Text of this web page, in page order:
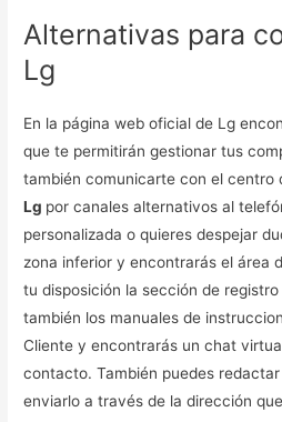
Alternativas para
Lg
En la página web oficial de Lg
que te permitirán gestionar tus
también comunicarte con el centro
Lg por canales alternativos al
personalizada o quieres despejar
zona inferior y encontrarás el área
tu disposición la sección de
también los manuales de
Cliente y encontrarás un chat
contacto. También puedes
enviarlo a través de la dirección